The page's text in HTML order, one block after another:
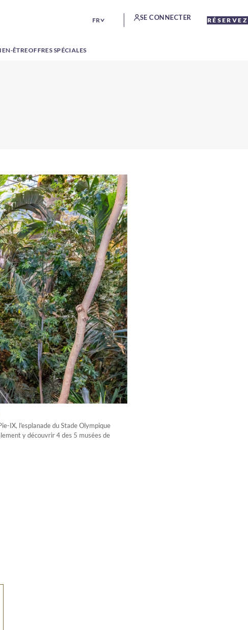
FR SE CONNECTER RÉSERVEZ
ÊTREOFFRES SPÉCIALES
IX, l'esplanade du Stade Olympique
y découvrir 4 des 5 musées de